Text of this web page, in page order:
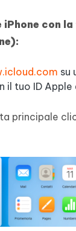
con la
su
il tuo ID Apple
principale